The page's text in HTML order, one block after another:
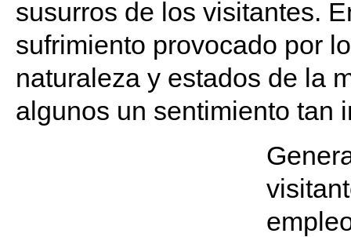
susurros de los visitantes.
sufrimiento provocado por
naturaleza y estados de la
algunos un sentimiento tan